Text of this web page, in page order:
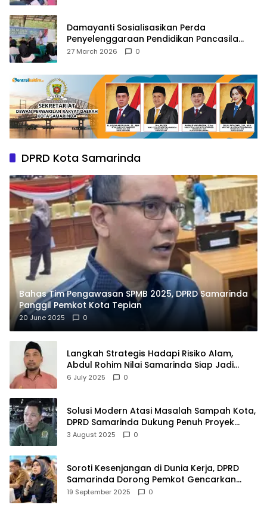
Damayanti Sosialisasikan Perda
Penyelenggaraan Pendidikan Pancasila
dan Wawasan Kebangsaan
27 March 2026 0
DPRD Kota Samarinda
Bahas Tim Pengawasan SPMB 2025, DPRD Samarinda
Panggil Pemkot Kota Tepian
20 June 2025 0
Langkah Strategis Hadapi Risiko Alam,
Abdul Rohim Nilai Samarinda Siap Jadi
Pusat Logistik Bencana Kalimantan
6 July 2025 0
Solusi Modern Atasi Masalah Sampah Kota,
DPRD Samarinda Dukung Penuh Proyek
PLTSA
3 August 2025 0
Soroti Kesenjangan di Dunia Kerja, DPRD
Samarinda Dorong Pemkot Gencarkan
Pemberdayaan Perempuan
19 September 2025 0